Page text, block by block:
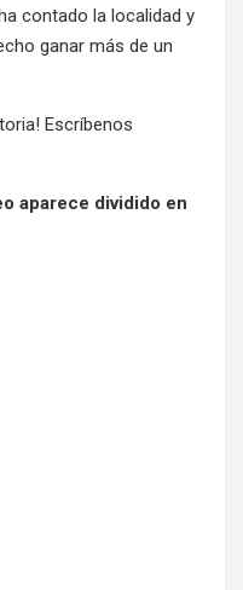
contado la localidad y
ganar más de un
Escríbenos
aparece dividido en